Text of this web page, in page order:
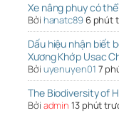
Xe nâng phuy có
Bởi hanatc89 6 phút
Dấu hiệu nhận biết
Xương Khớp Usac
Bởi uyenuyen01 7
The Biodiversity of
Bởi admin 13 phút